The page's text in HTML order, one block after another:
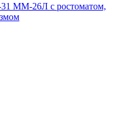
MM-26Л с ростоматом,